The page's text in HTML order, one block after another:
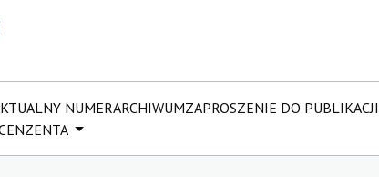
NUMERARCHIWUMZAPROSZENIE DO PUBLIKACJI